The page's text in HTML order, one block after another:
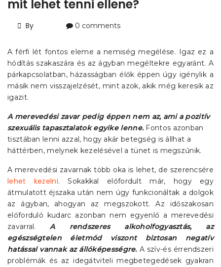
mit lehet tenni ellene?
By 0 comments
A férfi lét fontos eleme a nemiség megélése. Igaz ez a
hódítás szakaszára és az ágyban megéltekre egyaránt. A
párkapcsolatban, házasságban élők éppen úgy igénylik a
másik nem visszajelzését, mint azok, akik még keresik az
igazit.
A merevedési zavar pedig éppen nem az, ami a pozitív
szexuális tapasztalatok egyike lenne.Fontos azonban
tisztában lenni azzal, hogy akár betegség is állhat a
háttérben, melynek kezelésével a tünet is megszűnik.
A merevedési zavarnak több oka is lehet, de szerencsére
lehet kezelni. Sokakkal előfordult már, hogy egy
átmulatott éjszaka után nem úgy funkcionáltak a dolgok
az ágyban, ahogyan az megszokott. Az időszakosan
előforduló kudarc azonban nem egyenlő a merevedési
zavarral.A rendszeres alkoholfogyasztás, az
egészségtelen életmód viszont biztosan negatív
hatással vannak az állóképességre.A szív-és érrendszeri
problémák és az idegátviteli megbetegedések gyakran